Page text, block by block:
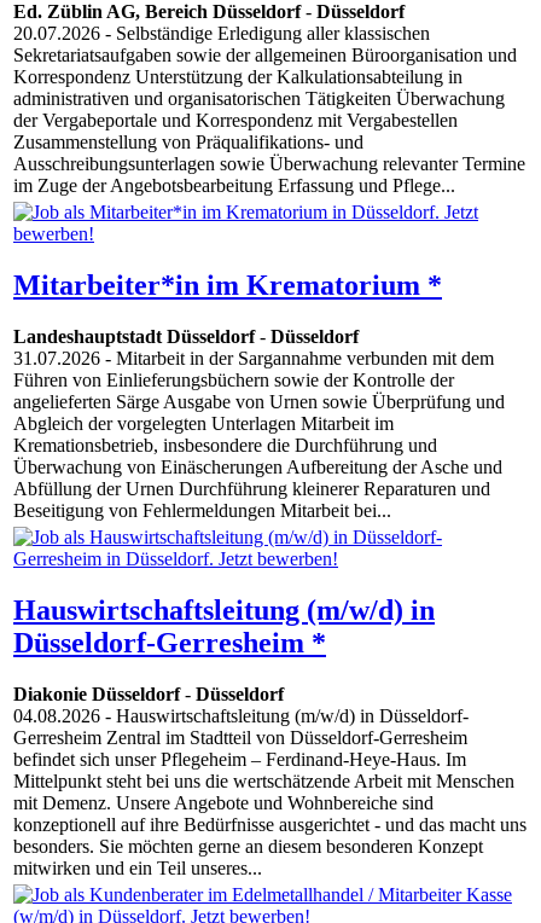
Ed. Züblin AG, Bereich Düsseldorf- Düsseldorf
20.07.2026 - Selbständige Erledigung aller klassischen
Sekretariatsaufgaben sowie der allgemeinen Büroorganisation und
Korrespondenz Unterstützung der Kalkulationsabteilung in
administrativen und organisatorischen Tätigkeiten Überwachung
der Vergabeportale und Korrespondenz mit Vergabestellen
Zusammenstellung von Präqualifikations- und
Ausschreibungsunterlagen sowie Überwachung relevanter Termine
im Zuge der Angebotsbearbeitung Erfassung und Pflege...
Mitarbeiter*in im Krematorium *
Landeshauptstadt Düsseldorf- Düsseldorf
31.07.2026 - Mitarbeit in der Sargannahme verbunden mit dem
Führen von Einlieferungsbüchern sowie der Kontrolle der
angelieferten Särge Ausgabe von Urnen sowie Überprüfung und
Abgleich der vorgelegten Unterlagen Mitarbeit im
Kremationsbetrieb, insbesondere die Durchführung und
Überwachung von Einäscherungen Aufbereitung der Asche und
Abfüllung der Urnen Durchführung kleinerer Reparaturen und
Beseitigung von Fehlermeldungen Mitarbeit bei...
Hauswirtschaftsleitung (m/w/d) in
Düsseldorf-Gerresheim *
Diakonie Düsseldorf- Düsseldorf
04.08.2026 - Hauswirtschaftsleitung (m/w/d) in Düsseldorf-
Gerresheim Zentral im Stadtteil von Düsseldorf-Gerresheim
befindet sich unser Pflegeheim – Ferdinand-Heye-Haus. Im
Mittelpunkt steht bei uns die wertschätzende Arbeit mit Menschen
mit Demenz. Unsere Angebote und Wohnbereiche sind
konzeptionell auf ihre Bedürfnisse ausgerichtet - und das macht uns
besonders. Sie möchten gerne an diesem besonderen Konzept
mitwirken und ein Teil unseres...